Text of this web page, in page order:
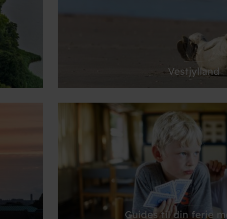
Vestjylland
Helt unik natur og ikke mindst det brusende
Læs mere her
Guides til din ferie